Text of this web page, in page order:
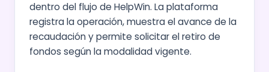
dentro del flujo de HelpWin. La plataforma
registra la operación, muestra el avance de la
recaudación y permite solicitar el retiro de
fondos según la modalidad vigente.